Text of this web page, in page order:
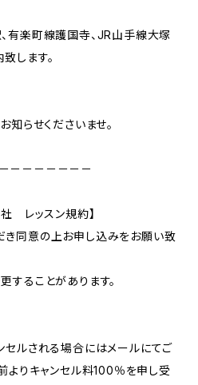
有楽町線護国寺、JR山手線大塚
します。
知らせくださいませ。
－－－－－－－
社 レッスン規約】
同意の上お申し込みをお願い致
することがあります。
セルされる場合にはメールにてご
よりキャンセル料100％を申し受